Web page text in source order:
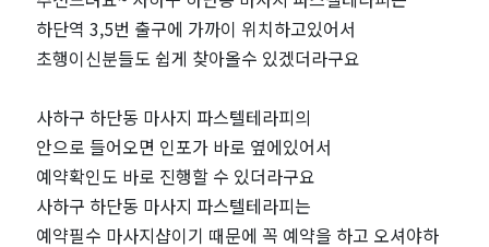
스
텔
테
라
하단역 3,5번 출구에 가까이 위치하고있어서
초행이신분들도 쉽게 찾아올수 있겠더라구요
사하구 하단동 마사지 파스텔테라피의
안으로 들어오면 인포가 바로 옆에있어서
예약확인도 바로 진행할 수 있더라구요
사하구 하단동 마사지 파스텔테라피는
예약필수 마사지샵이기 때문에 꼭 예약을 하고 오셔야하